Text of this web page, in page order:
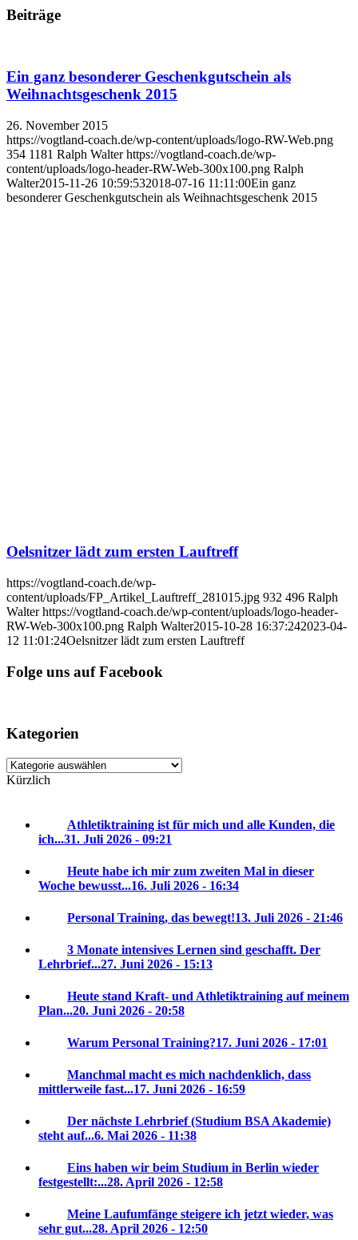
Beiträge
Ein ganz besonderer Geschenkgutschein als
Weihnachtsgeschenk 2015
26. November 2015
https://vogtland-coach.de/wp-content/uploads/logo-RW-Web.png
354 1181 Ralph Walter https://vogtland-coach.de/wp-
content/uploads/logo-header-RW-Web-300x100.png Ralph
Walter2015-11-26 10:59:532018-07-16 11:11:00Ein ganz
besonderer Geschenkgutschein als Weihnachtsgeschenk 2015
Oelsnitzer lädt zum ersten Lauftreff
https://vogtland-coach.de/wp-
content/uploads/FP_Artikel_Lauftreff_281015.jpg 932 496 Ralph
Walter https://vogtland-coach.de/wp-content/uploads/logo-header-
RW-Web-300x100.png Ralph Walter2015-10-28 16:37:242023-04-
12 11:01:24Oelsnitzer lädt zum ersten Lauftreff
Folge uns auf Facebook
Kategorien
Kategorien
Kürzlich
Athletiktraining ist für mich und alle Kunden, die
ich...31. Juli 2026 - 09:21
Heute habe ich mir zum zweiten Mal in dieser
Woche bewusst...16. Juli 2026 - 16:34
Personal Training, das bewegt!13. Juli 2026 - 21:46
3 Monate intensives Lernen sind geschafft. Der
Lehrbrief...27. Juni 2026 - 15:13
Heute stand Kraft- und Athletiktraining auf meinem
Plan...20. Juni 2026 - 20:58
Warum Personal Training?17. Juni 2026 - 17:01
Manchmal macht es mich nachdenklich, dass
mittlerweile fast...17. Juni 2026 - 16:59
Der nächste Lehrbrief (Studium BSA Akademie)
steht auf...6. Mai 2026 - 11:38
Eins haben wir beim Studium in Berlin wieder
festgestellt:...28. April 2026 - 12:58
Meine Laufumfänge steigere ich jetzt wieder, was
sehr gut...28. April 2026 - 12:50